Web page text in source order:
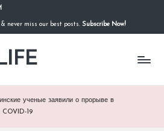
never miss our best posts. Subscribe Now!
ученые заявили о прорыве в
COVID-19